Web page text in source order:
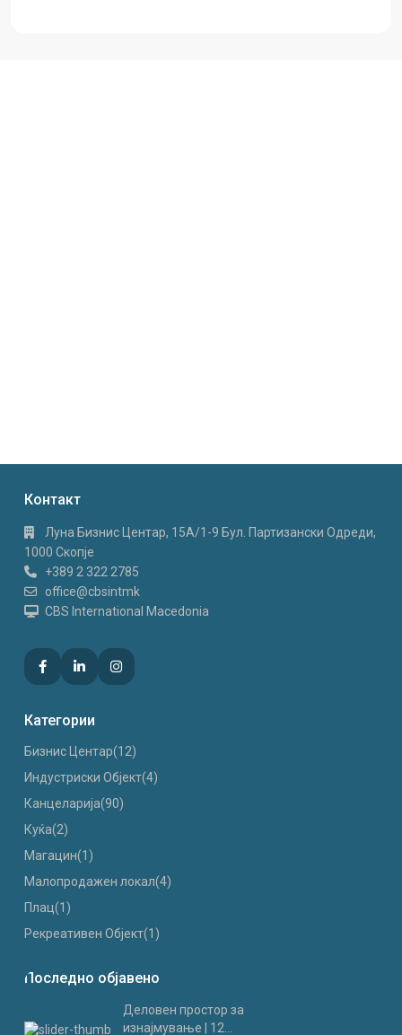
Контакт
Луна Бизнис Центар, 15A/1-9 Бул. Партизански Одреди,
1000 Скопје
+389 2 322 2785
office@cbsintmk
CBS International Macedonia
Категории
Бизнис Центар(12)
Индустриски Oбјект(4)
Канцеларија(90)
Куќа(2)
Магацин(1)
Малопродажен локал(4)
Плац(1)
Рекреативен Објект(1)
Последно објавено
Деловен простор за
изнајмување | 12...